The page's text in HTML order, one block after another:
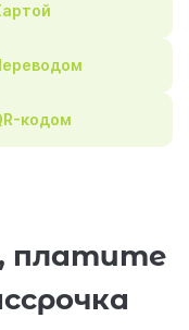
кодом
платите